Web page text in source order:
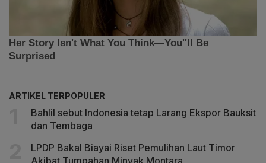
ARTIKEL TERPOPULER
Bahlil sebut Indonesia tetap Larang Ekspor Bauksit
dan Tembaga
LPDP Bakal Biayai Riset Pemulihan Laut Timor
Akibat Tumpahan Minyak Montara